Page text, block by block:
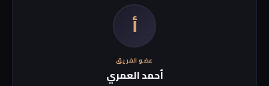
أ
عضو الفريق
أحمد العمري